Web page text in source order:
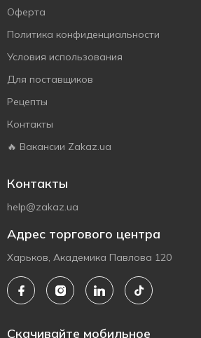
Оферта
Политика конфиденциальности
Условия использования
Для поставщиков
Рецепты
Контакты
🔥 Вакансии Zakaz.ua
Контакты
help@zakaz.ua
Адрес торгового центра
Харьков, Академика Павлова 120
Скачивайте мобильное